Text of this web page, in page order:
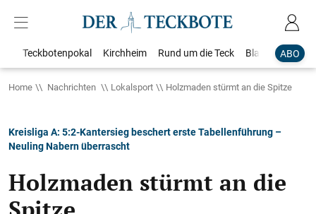
ABO
Teckbotenpokal Kirchheim Rund um die Teck Blaulicht
Home Nachrichten Lokalsport Holzmaden stürmt an die Spitze
Kreisliga A: 5:2-Kantersieg beschert erste Tabellenführung –
Neuling Nabern überrascht
Holzmaden stürmt an die